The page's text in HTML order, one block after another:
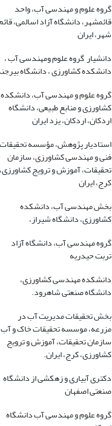
گروه علوم و مهندسی آب، واحد
قائمشهر، دانشگاه آزاد اسالمی،
شهر، ایران
دانشیار گروه علوم ومهندسی آب ،
دانشکده کشاورزی ، دانشگاه
گروه علوم و مهندسی آب، دانشکده
کشاورزی و منابع طبیعی، دانشگاه
اردکان، اردکان، یزد ایران
استادیار پژوهش، مؤسسه تحقیقات
فنی و مهندسی کشاورزی، سازمان
تحقیقات، آموزش و ترویج کشاورزی،
کرج، ایران
بخش مهندسی آب، دانشکده
کشاورزی، دانشگاه شیراز،
گروه مهندسی آب، دانشگاه آزاد
تربت حیدریه
دانشکده مهندسی کشاورزی،
دانشگاه صنعتی شاهرود.
بخش تحقیقات مدیریت آب در
مزرعه، موسسه تحقیقات خاک و
سازمان تحقیقات، آموزش و ترویج
کشاورزی، کرج، ایران.
دکتری آبیاری و زهکشی از دانشگاه
صنعتی اصفهان
گروه علوم و مهندسی آب دانشگاه